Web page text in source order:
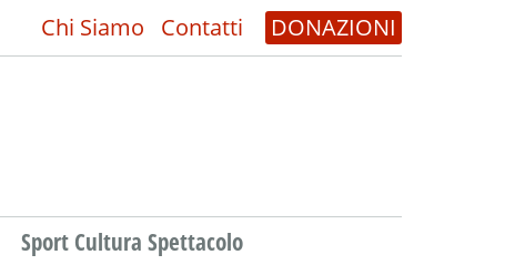
Chi Siamo Contatti DONAZIONI
Sport Cultura Spettacolo